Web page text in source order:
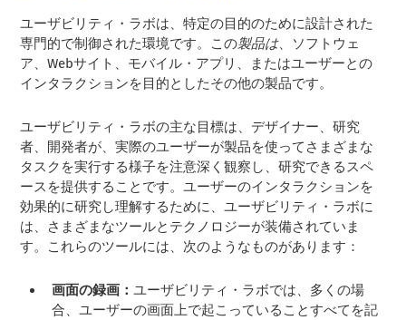
ユーザビリティ・ラボは、特定の目的のために設計された
専門的で制御された環境です。この製品は、ソフトウェ
ア、Webサイト、モバイル・アプリ、またはユーザーとの
インタラクションを目的としたその他の製品です。
ユーザビリティ・ラボの主な目標は、デザイナー、研究
者、開発者が、実際のユーザーが製品を使ってさまざまな
タスクを実行する様子を注意深く観察し、研究できるスペ
ースを提供することです。ユーザーのインタラクションを
効果的に研究し理解するために、ユーザビリティ・ラボに
は、さまざまなツールとテクノロジーが装備されていま
す。これらのツールには、次のようなものがあります：
画面の録画：ユーザビリティ・ラボでは、多くの場
合、ユーザーの画面上で起こっていることすべてを記